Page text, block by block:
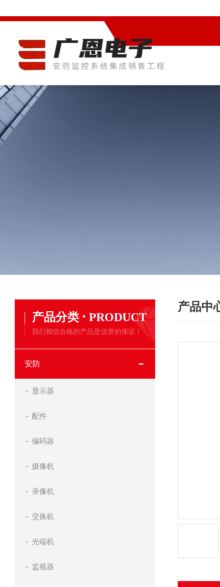
产品分类 · PRODUCT
我们相信合格的产品是信誉的保证！
安防
显示器
配件
编码器
摄像机
录像机
交换机
光端机
监视器
产品中